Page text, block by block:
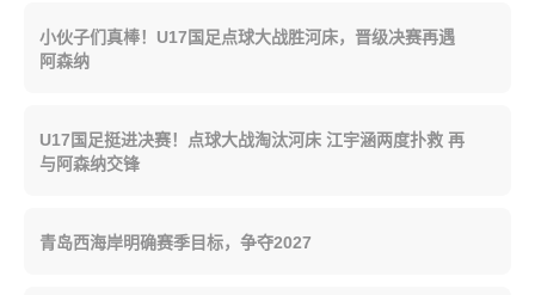
小伙子们真棒！U17国足点球大战胜河床，晋级决赛再遇
阿森纳
U17国足挺进决赛！点球大战淘汰河床 江宇涵两度扑救 再
与阿森纳交锋
青岛西海岸明确赛季目标，争夺2027